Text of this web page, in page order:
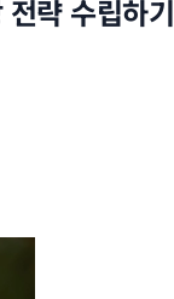
략 수립하기